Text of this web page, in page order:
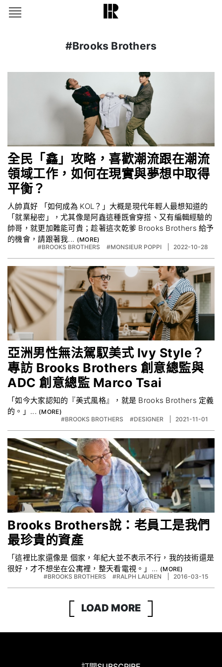
#Brooks Brothers
全民「鑫」攻略，喜歡潮流跟在潮流
領域工作，如何在現實與夢想中取得
平衡？
人帥真好 「如何成為 KOL？」大概是現代年輕人最想知道的
「就業秘密」，尤其像是阿鑫這種既會穿搭、又有編輯經驗的
帥哥，就更加難能可貴；趁著這次乾爹 Brooks Brothers 給予
的機會，請跟著我...
#BROOKS BROTHERS #MONSIEUR POPPI 2022-10-28
亞洲男性無法駕馭美式 Ivy Style？
專訪 Brooks Brothers 創意總監與
ADC 創意總監 Marco Tsai
「如今大家認知的『美式風格』，就是 Brooks Brothers 定義
的。」...
#BROOKS BROTHERS #DESIGNER 2021-11-01
Brooks Brothers說：老員工是我們
最珍貴的資產
「這裡比家還像是 個家，年紀大並不表示不行，我的技術還是
很好，才不想坐在公寓裡，整天看電視。」...
#BROOKS BROTHERS #RALPH LAUREN 2016-03-15
LOAD MORE